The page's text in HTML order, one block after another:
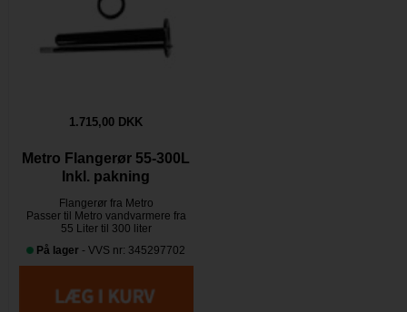
1.715,00 DKK
Metro Flangerør 55-300L
Inkl. pakning
Flangerør fra Metro
Passer til Metro vandvarmere fra
55 Liter til 300 liter
På lager - VVS nr: 345297702